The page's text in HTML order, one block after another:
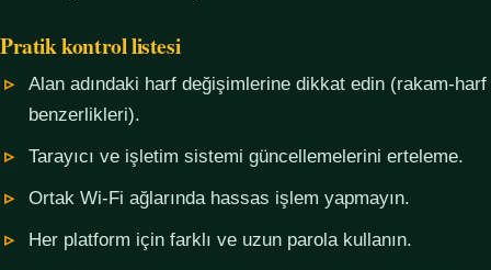
Pratik kontrol listesi
Alan adındaki harf değişimlerine dikkat edin (rakam-harf
benzerlikleri).
Tarayıcı ve işletim sistemi güncellemelerini erteleme.
Ortak Wi-Fi ağlarında hassas işlem yapmayın.
Her platform için farklı ve uzun parola kullanın.